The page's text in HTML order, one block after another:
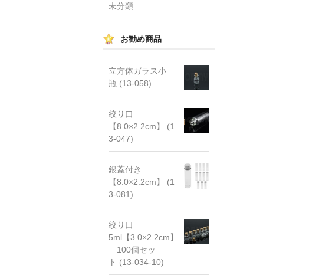
未分類
お勧め商品
立方体ガラス小
瓶 (13-058)
絞り口
【8.0×2.2cm】 (1
3-047)
銀蓋付き
【8.0×2.2cm】 (1
3-081)
絞り口
5ml【3.0×2.2cm】
100個セッ
ト (13-034-10)